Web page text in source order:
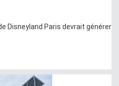
Disneyland Paris devrait générer